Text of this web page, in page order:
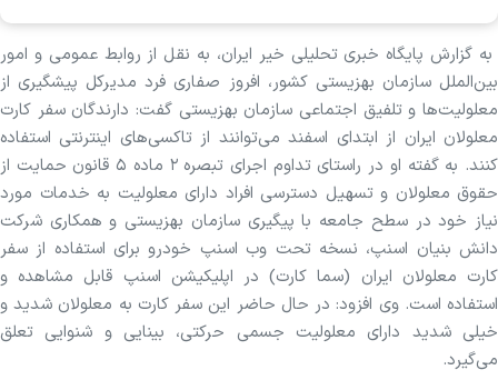
به گزارش پایگاه خبری تحلیلی خیر ایران، به نقل از روابط عمومی و امور
بین‌الملل سازمان بهزیستی کشور، افروز صفاری فرد مدیرکل پیشگیری از
معلولیت‌ها و تلفیق اجتماعی سازمان بهزیستی گفت: دارندگان سفر کارت
معلولان ایران از ابتدای اسفند می‌توانند از تاکسی‌های اینترنتی استفاده
کنند. به گفته او در راستای تداوم اجرای تبصره ۲ ماده ۵ قانون حمایت از
حقوق معلولان و تسهیل دسترسی افراد دارای معلولیت به خدمات مورد
نیاز خود در سطح جامعه با پیگیری سازمان بهزیستی و همکاری شرکت
دانش بنیان اسنپ، نسخه تحت وب اسنپ خودرو برای استفاده از سفر
کارت معلولان ایران (سما کارت) در اپلیکیشن اسنپ قابل مشاهده و
استفاده است. وی افزود: در حال حاضر این سفر کارت به معلولان شدید و
خیلی شدید دارای معلولیت جسمی حرکتی، بینایی و شنوایی تعلق
می‌گیرد.